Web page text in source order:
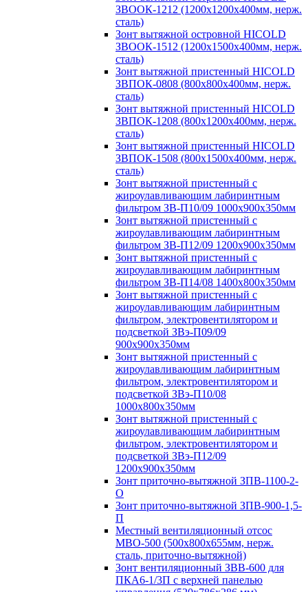
ЗВООК-1212 (1200x1200x400мм, нерж.
сталь)
Зонт вытяжной островной HICOLD
ЗВООК-1512 (1200х1500х400мм, нерж.
сталь)
Зонт вытяжной пристенный HICOLD
ЗВПОК-0808 (800х800х400мм, нерж.
сталь)
Зонт вытяжной пристенный HICOLD
ЗВПОК-1208 (800х1200х400мм, нерж.
сталь)
Зонт вытяжной пристенный HICOLD
ЗВПОК-1508 (800х1500х400мм, нерж.
сталь)
Зонт вытяжной пристенный с
жироулавливающим лабиринтным
фильтром ЗВ-П10/09 1000х900х350мм
Зонт вытяжной пристенный с
жироулавливающим лабиринтным
фильтром ЗВ-П12/09 1200х900х350мм
Зонт вытяжной пристенный с
жироулавливающим лабиринтным
фильтром ЗВ-П14/08 1400х800х350мм
Зонт вытяжной пристенный с
жироулавливающим лабиринтным
фильтром, электровентилятором и
подсветкой ЗВэ-П09/09
900х900х350мм
Зонт вытяжной пристенный с
жироулавливающим лабиринтным
фильтром, электровентилятором и
подсветкой ЗВэ-П10/08
1000х800х350мм
Зонт вытяжной пристенный с
жироулавливающим лабиринтным
фильтром, электровентилятором и
подсветкой ЗВэ-П12/09
1200х900х350мм
Зонт приточно-вытяжной ЗПВ-1100-2-
О
Зонт приточно-вытяжной ЗПВ-900-1,5-
П
Местный вентиляционный отсос
МВО-500 (500х800х655мм, нерж.
сталь, приточно-вытяжной)
Зонт вентиляционный ЗВВ-600 для
ПКА6-1/3П с верхней панелью